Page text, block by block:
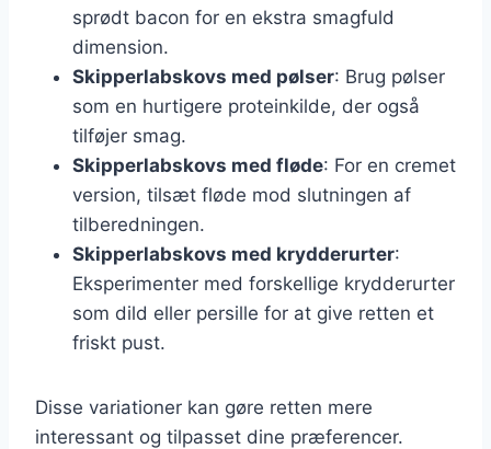
sprødt bacon for en ekstra smagfuld
dimension.
Skipperlabskovs med pølser: Brug pølser
som en hurtigere proteinkilde, der også
tilføjer smag.
Skipperlabskovs med fløde: For en cremet
version, tilsæt fløde mod slutningen af
tilberedningen.
Skipperlabskovs med krydderurter:
Eksperimenter med forskellige krydderurter
som dild eller persille for at give retten et
friskt pust.
Disse variationer kan gøre retten mere
interessant og tilpasset dine præferencer.